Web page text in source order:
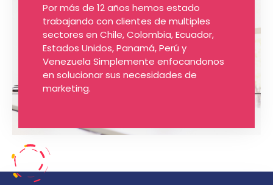
Por más de 12 años hemos estado
trabajando con clientes de multiples
sectores en Chile, Colombia, Ecuador,
Estados Unidos, Panamá, Perú y
Venezuela Simplemente enfocandonos
en solucionar sus necesidades de
marketing.